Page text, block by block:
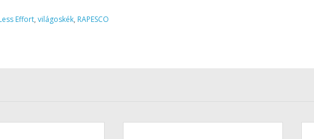
Effort, világoskék, RAPESCO